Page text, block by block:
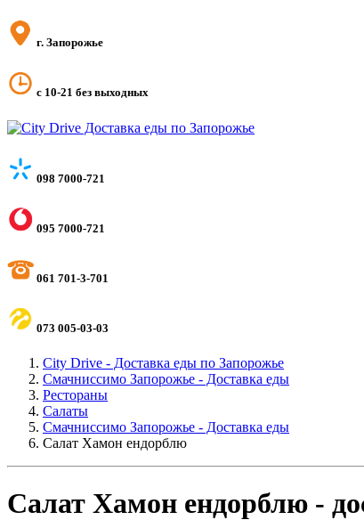
г. Запорожье
с 10-21 без выходных
098 7000-721
095 7000-721
061 701-3-701
073 005-03-03
City Drive - Доставка еды по Запорожье
Смачниссимо Запорожье - Доставка еды
Рестораны
Салаты
Смачниссимо Запорожье - Доставка еды
Салат Хамон ендорблю
Салат Хамон ендорблю -